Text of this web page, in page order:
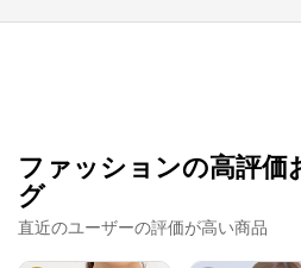
ファッションの高評価
グ
直近のユーザーの評価が高い商品